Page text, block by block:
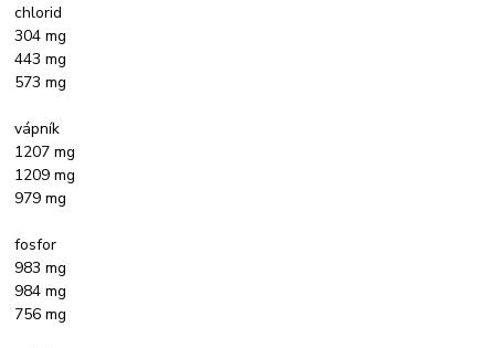
chlorid
304 mg
443 mg
573 mg
vápník
1207 mg
1209 mg
979 mg
fosfor
983 mg
984 mg
756 mg